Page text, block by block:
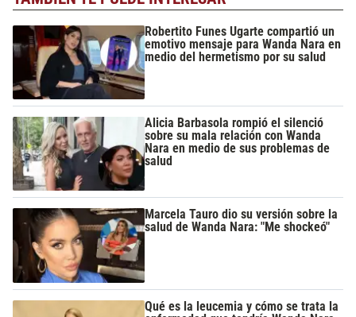
Robertito Funes Ugarte compartió un
emotivo mensaje para Wanda Nara en
medio del hermetismo por su salud
Alicia Barbasola rompió el silenció
sobre su mala relación con Wanda
Nara en medio de sus problemas de
salud
Marcela Tauro dio su versión sobre la
salud de Wanda Nara: "Me shockeó"
Qué es la leucemia y cómo se trata la